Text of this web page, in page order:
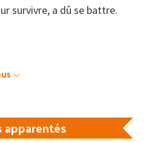
survivre, a dû se battre.